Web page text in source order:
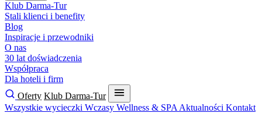
Klub Darma-Tur
Stali klienci i benefity
Blog
Inspiracje i przewodniki
O nas
30 lat doświadczenia
Współpraca
Dla hoteli i firm
Oferty Klub Darma-Tur
Wszystkie wycieczki Wczasy Wellness & SPA Aktualności Kontakt